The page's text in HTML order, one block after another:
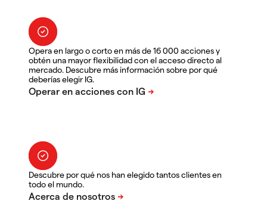
Opera en largo o corto en más de 16 000 acciones y
obtén una mayor flexibilidad con el acceso directo al
mercado. Descubre más información sobre por qué
deberías elegir IG.
Descubre por qué nos han elegido tantos clientes en
todo el mundo.